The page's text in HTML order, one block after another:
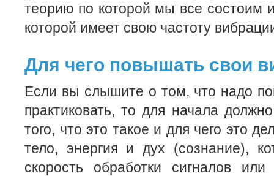
теорию по которой мы все состоим
которой имеет свою частоту
Для чего повышать свои
Если вы слышите о том, что надо
практиковать, то для начала
того, что это такое и для чего это
тело, энергия и дух (сознание),
скорость обработки сигналов или